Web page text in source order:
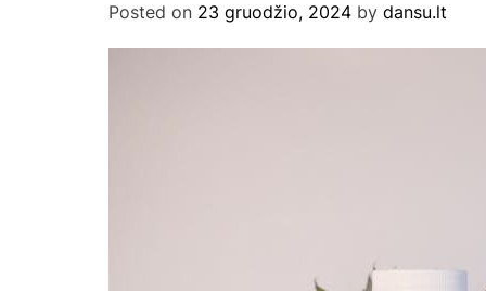
Posted on 23 gruodžio, 2024 by dansu.lt